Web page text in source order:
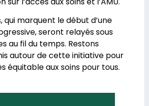
qui marquent le début d’une
seront relayés sous
au fil du temps. Restons
autour de cette initiative pour
équitable aux soins pour tous.